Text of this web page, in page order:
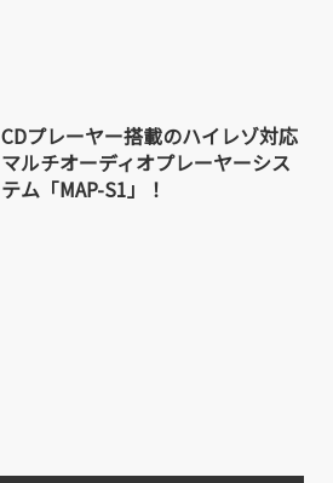
CDプレーヤー搭載のハイレゾ対応
マルチオーディオプレーヤーシス
テム「MAP-S1」！